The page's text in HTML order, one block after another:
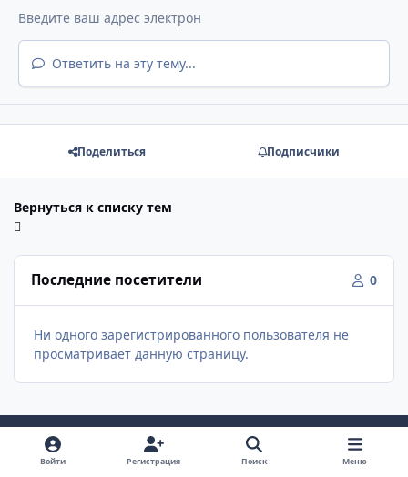
Ответить на эту тему...
Поделиться Подписчики
Вернуться к списку тем
Последние посетители 0
Ни одного зарегистрированного пользователя не
просматривает данную страницу.
Светлый режим
Темный режим
Как в системе v
Войти Регистрация Поиск Меню